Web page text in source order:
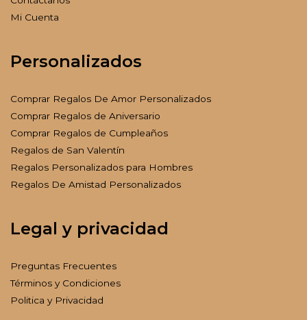
Mi Cuenta
Personalizados
Comprar Regalos De Amor Personalizados
Comprar Regalos de Aniversario
Comprar Regalos de Cumpleaños
Regalos de San Valentín
Regalos Personalizados para Hombres
Regalos De Amistad Personalizados
Legal y privacidad
Preguntas Frecuentes
Términos y Condiciones
Politica y Privacidad